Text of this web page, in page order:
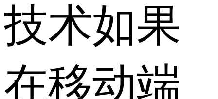
技术如果
在移动端